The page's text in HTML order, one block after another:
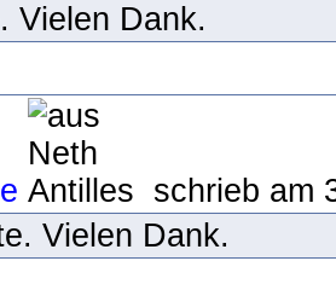
Vielen Dank.
schrieb am
Vielen Dank.